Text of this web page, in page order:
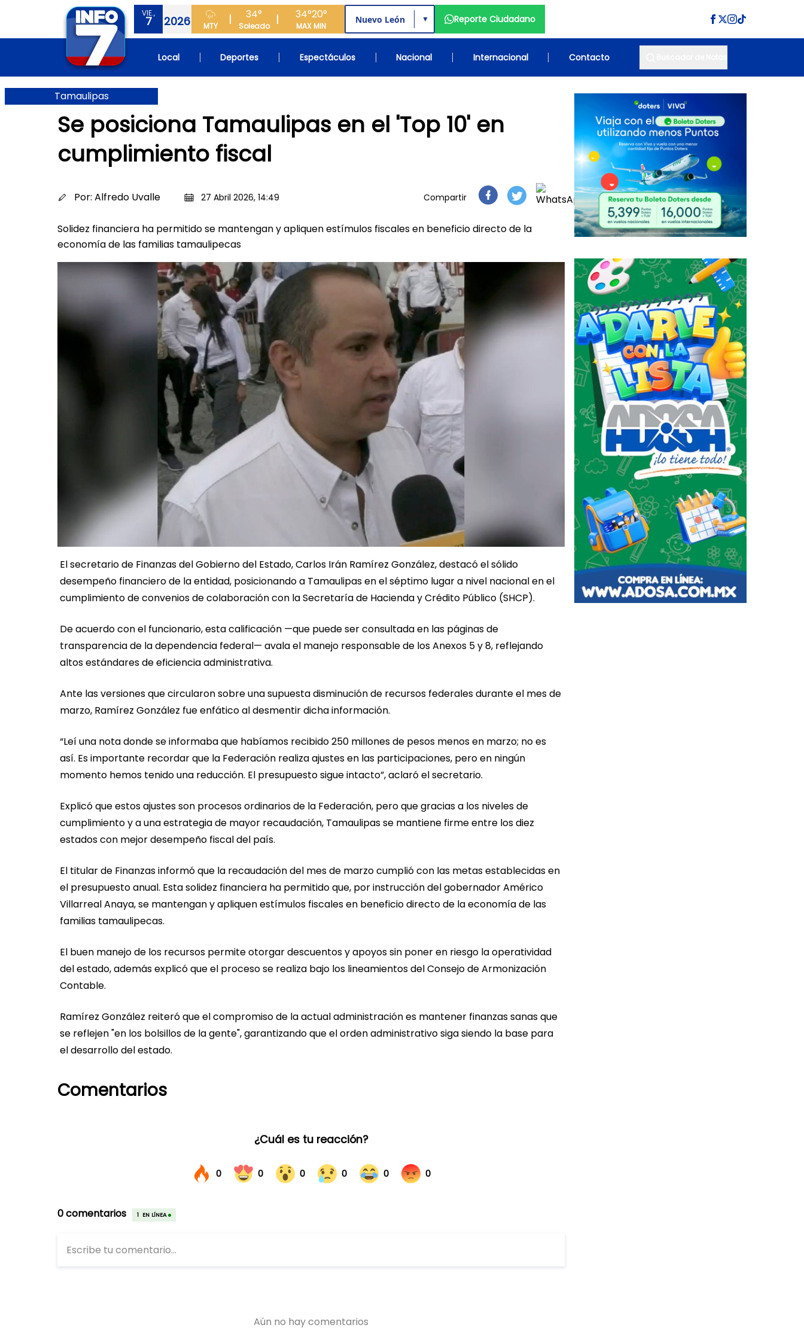
VIE.,
7 2026 MTY
34°
Soleado
34°
MAX
20°
MIN
▼ Reporte Ciudadano
Local Deportes Espectáculos Nacional Internacional Contacto
Tamaulipas
Se posiciona Tamaulipas en el 'Top 10' en
cumplimiento fiscal
Por: Alfredo Uvalle 27 Abril 2026, 14:49 Compartir
Solidez financiera ha permitido se mantengan y apliquen estímulos fiscales en beneficio directo de la
economía de las familias tamaulipecas
El secretario de Finanzas del Gobierno del Estado, Carlos Irán Ramírez González, destacó el sólido
desempeño financiero de la entidad, posicionando a Tamaulipas en el séptimo lugar a nivel nacional en el
cumplimiento de convenios de colaboración con la Secretaría de Hacienda y Crédito Público (SHCP).
De acuerdo con el funcionario, esta calificación —que puede ser consultada en las páginas de
transparencia de la dependencia federal— avala el manejo responsable de los Anexos 5 y 8, reflejando
altos estándares de eficiencia administrativa.
Ante las versiones que circularon sobre una supuesta disminución de recursos federales durante el mes de
marzo, Ramírez González fue enfático al desmentir dicha información.
“Leí una nota donde se informaba que habíamos recibido 250 millones de pesos menos en marzo; no es
así. Es importante recordar que la Federación realiza ajustes en las participaciones, pero en ningún
momento hemos tenido una reducción. El presupuesto sigue intacto”, aclaró el secretario.
Explicó que estos ajustes son procesos ordinarios de la Federación, pero que gracias a los niveles de
cumplimiento y a una estrategia de mayor recaudación, Tamaulipas se mantiene firme entre los diez
estados con mejor desempeño fiscal del país.
El titular de Finanzas informó que la recaudación del mes de marzo cumplió con las metas establecidas en
el presupuesto anual. Esta solidez financiera ha permitido que, por instrucción del gobernador Américo
Villarreal Anaya, se mantengan y apliquen estímulos fiscales en beneficio directo de la economía de las
familias tamaulipecas.
El buen manejo de los recursos permite otorgar descuentos y apoyos sin poner en riesgo la operatividad
del estado, además explicó que el proceso se realiza bajo los lineamientos del Consejo de Armonización
Contable.
Ramírez González reiteró que el compromiso de la actual administración es mantener finanzas sanas que
se reflejen "en los bolsillos de la gente", garantizando que el orden administrativo siga siendo la base para
el desarrollo del estado.
Comentarios